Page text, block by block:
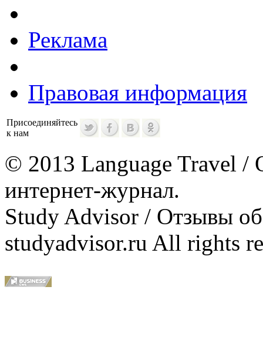
Реклама
Правовая информация
Присоединяйтесь
к нам
© 2013 Language Travel /
интернет-журнал.
Study Advisor / Отзывы
studyadvisor.ru All rights